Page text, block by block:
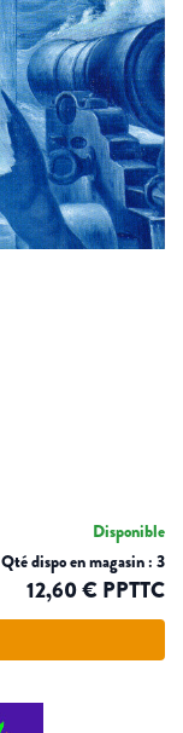
Disponible
Qté dispo en magasin : 3
12,60 € PPTTC